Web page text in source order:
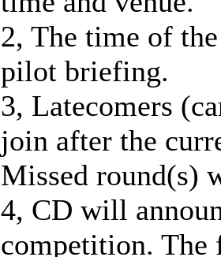
2, The time of
pilot briefing.
3, Latecomers
join after the
Missed round(s)
4, CD will
competition.